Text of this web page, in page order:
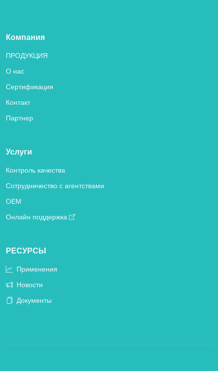
Компания
ПРОДУКЦИЯ
О нас
Сертификация
Контакт
Партнер
Услуги
Контроль качества
Сотрудничество с агентствами
OEM
Онлайн поддержка
РЕСУРСЫ
Применения
Новости
Документы